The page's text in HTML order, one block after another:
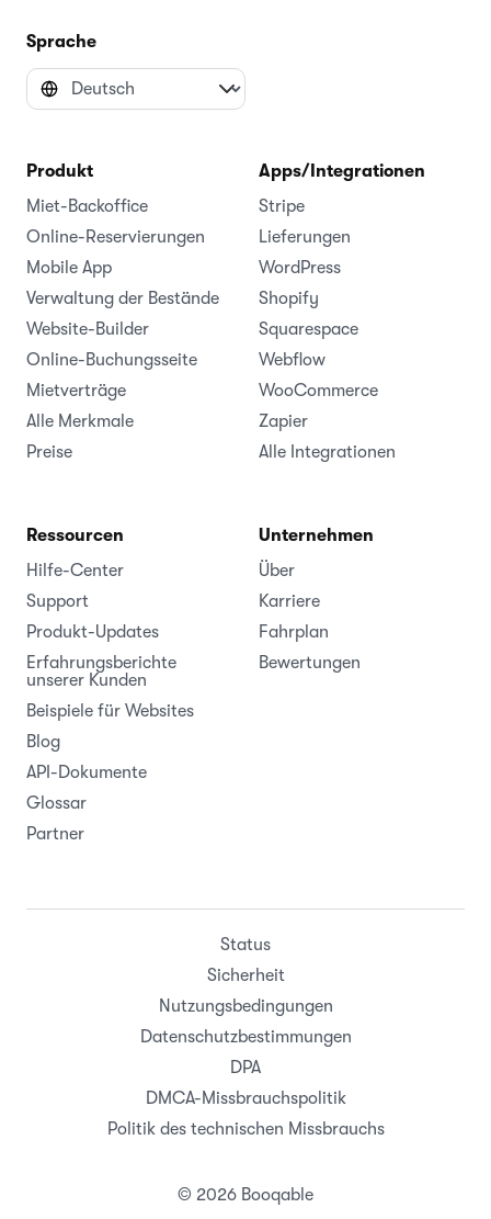
Sprache
Produkt
Miet-Backoffice
Online-Reservierungen
Mobile App
Verwaltung der Bestände
Website-Builder
Online-Buchungsseite
Mietverträge
Alle Merkmale
Preise
Apps/Integrationen
Stripe
Lieferungen
WordPress
Shopify
Squarespace
Webflow
WooCommerce
Zapier
Alle Integrationen
Ressourcen
Hilfe-Center
Support
Produkt-Updates
Erfahrungsberichte
unserer Kunden
Beispiele für Websites
Blog
API-Dokumente
Glossar
Partner
Unternehmen
Über
Karriere
Fahrplan
Bewertungen
© 2026 Booqable
Status
Sicherheit
Nutzungsbedingungen
Datenschutzbestimmungen
DPA
DMCA-Missbrauchspolitik
Politik des technischen Missbrauchs